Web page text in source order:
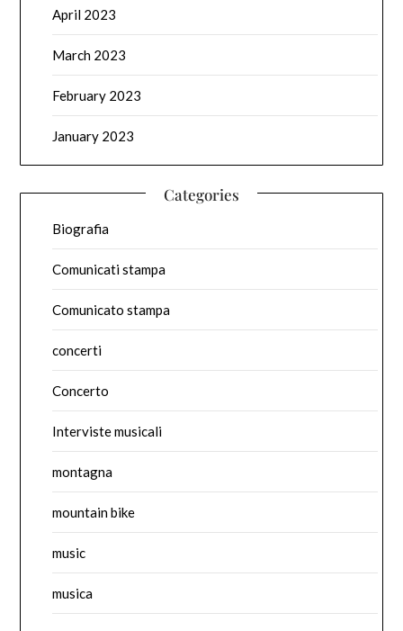
April 2023
March 2023
February 2023
January 2023
Categories
Biografia
Comunicati stampa
Comunicato stampa
concerti
Concerto
Interviste musicali
montagna
mountain bike
music
musica